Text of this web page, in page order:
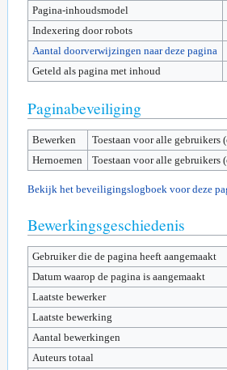
Pagina-inhoudsmodel
Indexering door robots
Aantal doorverwijzingen naar deze pagina
Geteld als pagina met inhoud
Paginabeveiliging
Bewerken
Toestaan voor alle gebruikers
Hernoemen
Toestaan voor alle gebruikers
Bekijk het beveiligingslogboek voor deze
Bewerkingsgeschiedenis
Gebruiker die de pagina heeft aangemaakt
Datum waarop de pagina is aangemaakt
Laatste bewerker
Laatste bewerking
Aantal bewerkingen
Auteurs totaal